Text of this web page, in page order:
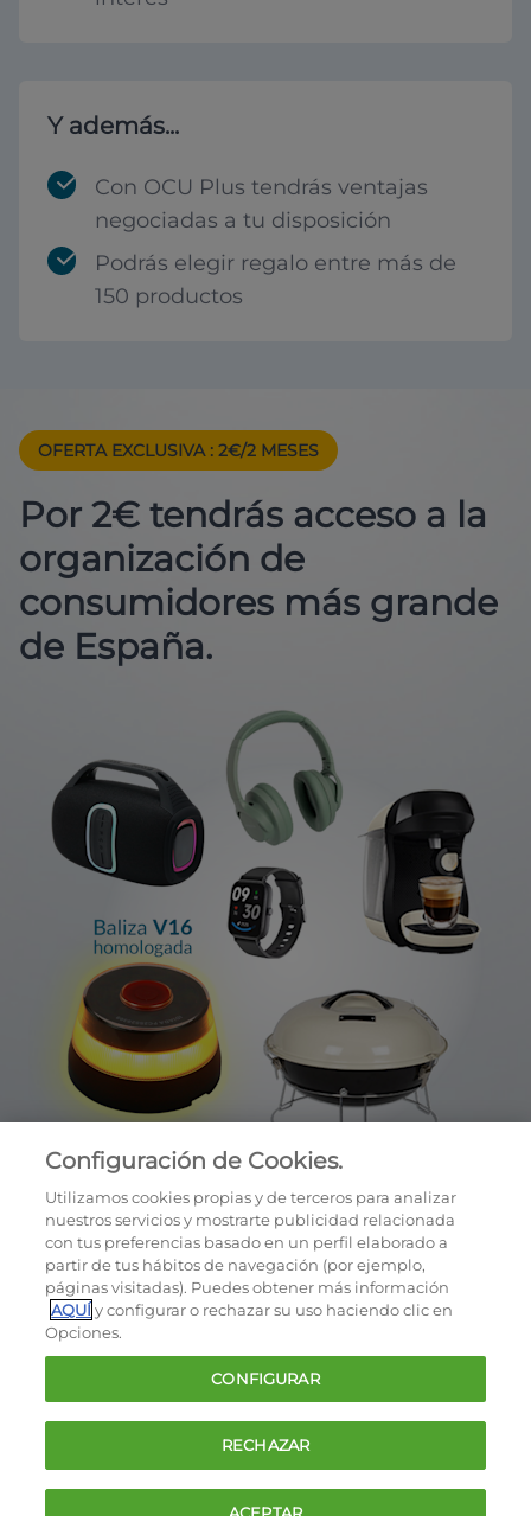
Y además...
Con OCU Plus tendrás ventajas
negociadas a tu disposición
Podrás elegir regalo entre más de
150 productos
OFERTA EXCLUSIVA : 2€/2 MESES
Por 2€ tendrás acceso a la
organización de
consumidores más grande
de España.
Cookies
Política de privacidad
Términos y condiciones de la oferta
Contacto
FAQ
Configuración de Cookies.
Utilizamos cookies propias y de terceros para analizar
nuestros servicios y mostrarte publicidad relacionada
con tus preferencias basado en un perfil elaborado a
partir de tus hábitos de navegación (por ejemplo,
páginas visitadas). Puedes obtener más información
AQUÍy configurar o rechazar su uso haciendo clic en
Opciones.
CONFIGURAR
RECHAZAR